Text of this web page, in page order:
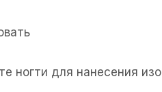
ногти для нанесения